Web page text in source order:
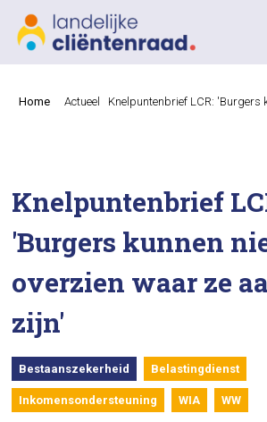
Home Actueel Knelpuntenbrief LCR: 'Burgers
Knelpuntenbrief
'Burgers kunnen
overzien waar ze
zijn'
Bestaanszekerheid Belastingdienst
Inkomensondersteuning WIA WW